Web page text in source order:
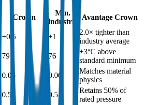
Crown
Min.
industrie
Avantage Crown
±0.5 ±1
2.0× tighter than
industry average
79 76
+3°C above
standard minimum
0.06 0.06
Matches material
physics
0.5 0.5
Retains 50% of
rated pressure